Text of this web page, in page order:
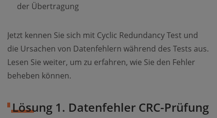
der Übertragung
Jetzt kennen Sie sich mit Cyclic Redundancy Test und
die Ursachen von Datenfehlern während des Tests aus.
Lesen Sie weiter, um zu erfahren, wie Sie den Fehler
beheben können.
Lösung 1. Datenfehler CRC-Prüfung